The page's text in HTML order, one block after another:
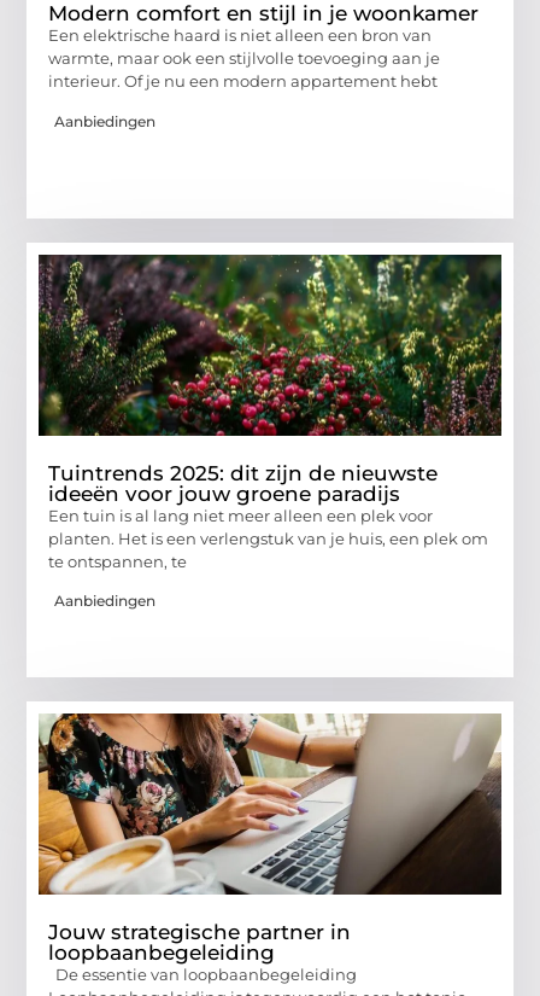
Modern comfort en stijl in je woonkamer
Een elektrische haard is niet alleen een bron van
warmte, maar ook een stijlvolle toevoeging aan je
interieur. Of je nu een modern appartement hebt
Aanbiedingen
Tuintrends 2025: dit zijn de nieuwste
ideeën voor jouw groene paradijs
Een tuin is al lang niet meer alleen een plek voor
planten. Het is een verlengstuk van je huis, een plek om
te ontspannen, te
Aanbiedingen
Jouw strategische partner in
loopbaanbegeleiding
De essentie van loopbaanbegeleiding